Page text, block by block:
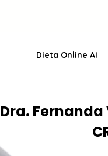
Dieta Online AI
Dra.